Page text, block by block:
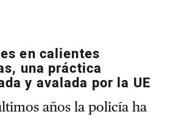
en calientes
una práctica
y avalada por la UE
años la policía ha